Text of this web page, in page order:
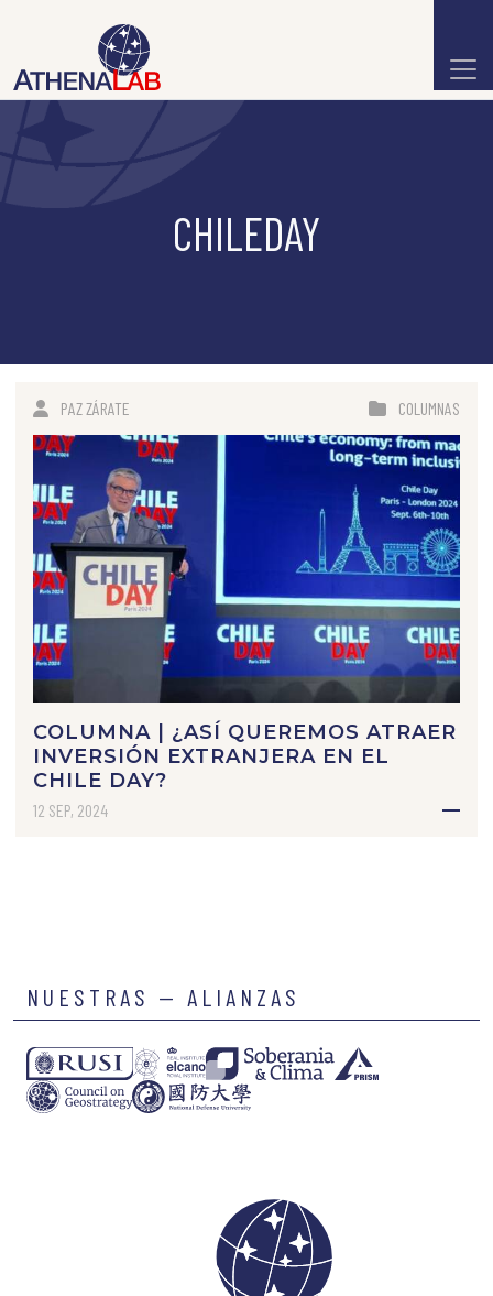
CHILEDAY
PAZ ZÁRATE COLUMNAS
COLUMNA | ¿ASÍ QUEREMOS ATRAER
INVERSIÓN EXTRANJERA EN EL
CHILE DAY?
12 SEP, 2024
NUESTRAS — ALIANZAS